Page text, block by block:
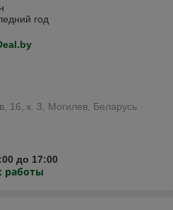
год
16, к. 3, Могилев, Беларусь
до 17:00
работы